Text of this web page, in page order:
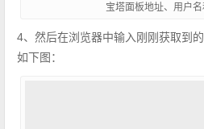
宝塔面板地址、用户
​4、然后在浏览器中输入刚刚获取到
如下图：